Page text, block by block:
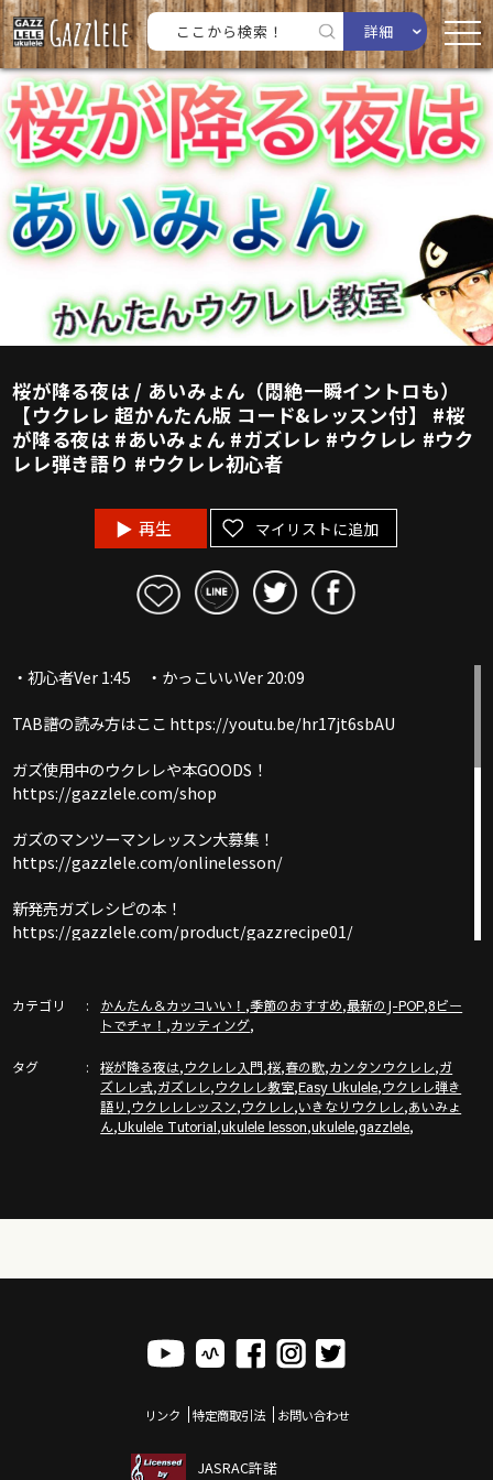
詳細
桜が降る夜は / あいみょん（悶絶一瞬イントロも）
【ウクレレ 超かんたん版 コード&レッスン付】 #桜
が降る夜は #あいみょん #ガズレレ #ウクレレ #ウク
レレ弾き語り #ウクレレ初心者
再生 マイリストに追加
・初心者Ver 1:45 ・かっこいいVer 20:09
TAB譜の読み方はここ https://youtu.be/hr17jt6sbAU
ガズ使用中のウクレレや本GOODS！
https://gazzlele.com/shop
ガズのマンツーマンレッスン大募集！
https://gazzlele.com/onlinelesson/
新発売ガズレシピの本！
https://gazzlele.com/product/gazzrecipe01/
https://gazzlele.com/g-place/
ラブ」の詳細はこちら
https://gazzlele.com/gazzclub/
ウクレレ技術が楽しく向上！気持ちいいお勉強キャンパス「ガ
ガズレレのアプリ「ガズレシピ」
カテゴリ かんたん＆カッコいい！ ,季節のおすすめ,最新のJ-POP,8ビー
トでチャ！ ,カッティング,
タグ 桜が降る夜は,ウクレレ入門,桜,春の歌,カンタンウクレレ,ガ
ズレレ式,ガズレレ,ウクレレ教室,Easy Ukulele,ウクレレ弾き
語り ,ウクレレレッスン,ウクレレ,いきなりウクレレ,あいみょ
ん,Ukulele Tutorial,ukulele lesson,ukulele,gazzlele,
リンク 特定商取引法 お問い合わせ
JASRAC許諾